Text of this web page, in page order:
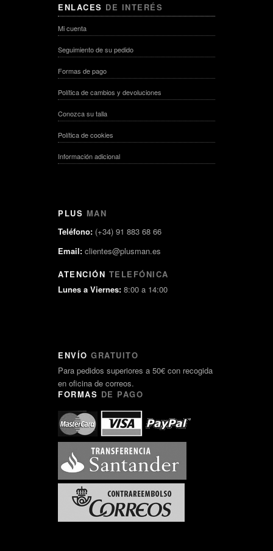
ENLACES DE INTERÉS
Mi cuenta
Seguimiento de su pedido
Formas de pago
Política de cambios y devoluciones
Conozca su talla
Política de cookies
Información adicional
PLUS MAN
Teléfono: (+34) 91 883 68 66
Email: clientes@plusman.es
ATENCIÓN TELEFÓNICA
Lunes a Viernes: 8:00 a 14:00
ENVÍO GRATUITO
Para pedidos superiores a 50€ con recogida
en oficina de correos.
FORMAS DE PAGO